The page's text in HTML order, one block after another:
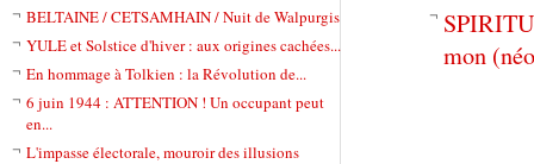
BELTAINE / CETSAMHAIN / Nuit de Walpurgis
YULE et Solstice d'hiver : aux origines cachées...
En hommage à Tolkien : la Révolution de...
6 juin 1944 : ATTENTION ! Un occupant peut
en...
L'impasse électorale, mouroir des illusions
mon